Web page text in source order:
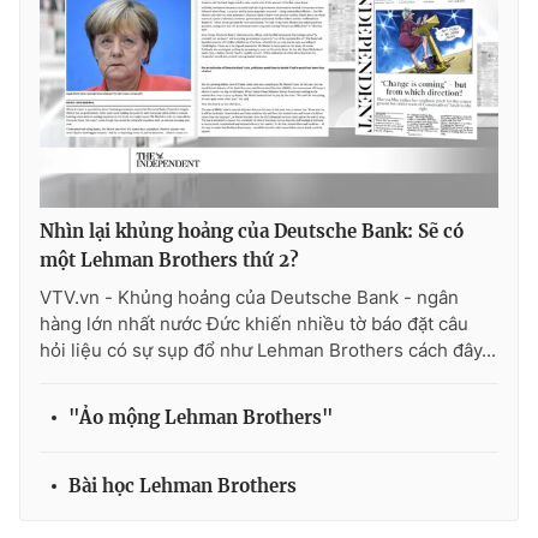
THỜI BÁO VTV
Theo dõi báo trên
Cơ quan chủ quản: Đài Truyền hình Việt Nam
Cơ quan báo chí: Thời báo VTV
Tổng Biên tập:Vũ Thanh Thủy
Nguyễn Trọng Ninh
Nhìn lại khủng hoảng của Deutsche Bank: Sẽ có
một Lehman Brothers thứ 2?
VTV.vn - Khủng hoảng của Deutsche Bank - ngân
hàng lớn nhất nước Đức khiến nhiều tờ báo đặt câu
hỏi liệu có sự sụp đổ như Lehman Brothers cách đây...
"Ảo mộng Lehman Brothers"
Bài học Lehman Brothers